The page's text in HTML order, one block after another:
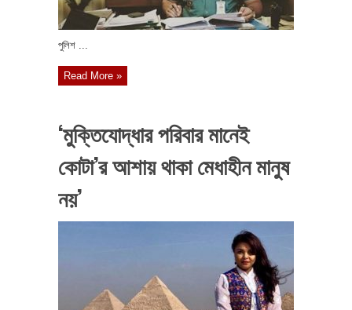
পুলিশ ...
Read More »
‘মুক্তিযোদ্ধার পরিবার মানেই
কোটা’র আশায় থাকা মেধাহীন মানুষ
নয়’